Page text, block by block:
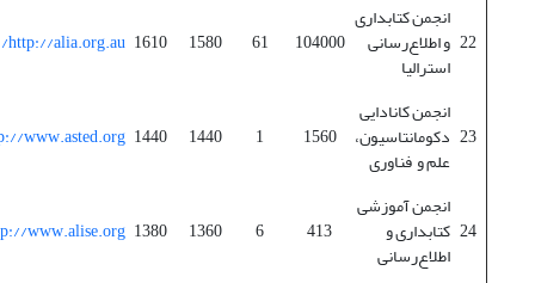
22
انجمن کتابداری
و اطلاع‌رسانی
استرالیا
104000
61
1580
1610
http://alia.org.au/
23
انجمن کانادایی
دکومانتاسیون،
علم و فناوری
1560
1
1440
1440
www.asted.org/
24
انجمن آموزشی
کتابداری و
اطلاع‌رسانی
413
6
1360
1380
www.alise.org/